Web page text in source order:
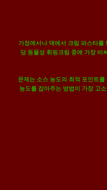
가정에서나 댁에서 크림 파스타
당 동물성 휘핑크림 중에 가장 비
문제는 소스 농도의 최적 포인트
농도를 잡아주는 방법이 가장 고